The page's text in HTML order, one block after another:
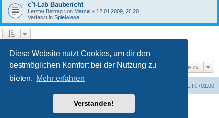
Diese Website nutzt Cookies, um dir den
bestmöglichen Komfort bei der Nutzung zu
bieten. Mehr erfahren
Verstanden!
c`t-Lab Baubericht
Letzter Beitrag von Marcel « 12.01.2009, 20:20
Verfasst in Spielwiese
Gehe zu
UTC+01:00
Powered byphpBB® Forum Software © phpBB Limited
phpBB.de